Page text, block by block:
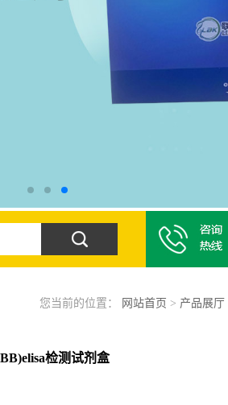
您当前的位置： 网站首页 > 产品展厅
检测试剂盒